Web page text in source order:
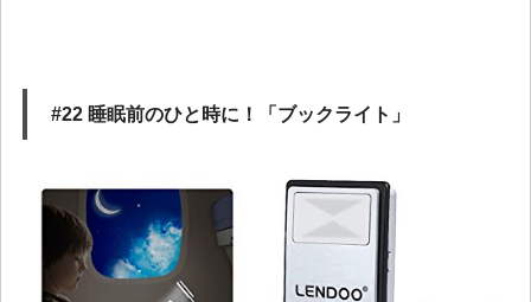
#22 睡眠前のひと時に！「ブックライト」